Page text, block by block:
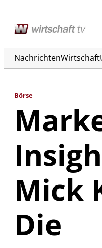
NachrichtenWirtschaft
Börse
Mick
Die